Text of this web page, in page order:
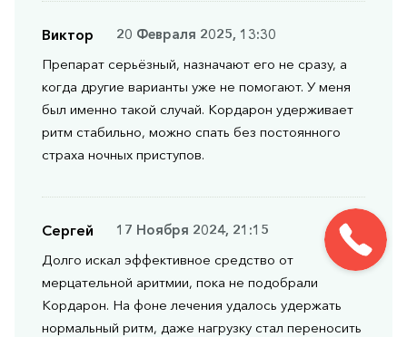
Виктор
20 Февраля 2025, 13:30
Препарат серьёзный, назначают его не сразу, а
когда другие варианты уже не помогают. У меня
был именно такой случай. Кордарон удерживает
ритм стабильно, можно спать без постоянного
страха ночных приступов.
Сергей
17 Ноября 2024, 21:15
Долго искал эффективное средство от
мерцательной аритмии, пока не подобрали
Кордарон. На фоне лечения удалось удержать
нормальный ритм, даже нагрузку стал переносить